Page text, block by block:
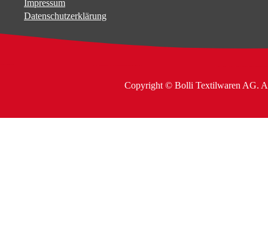
Impressum
Datenschutzerklärung
Copyright © Bolli Textilwaren AG.